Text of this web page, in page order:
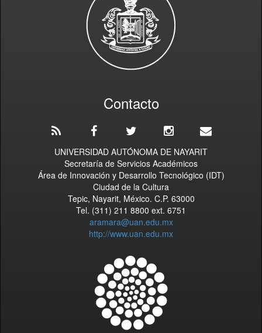
Contacto
UNIVERSIDAD AUTÓNOMA DE NAYARIT
Secretaría de Servicios Académicos
Área de Innovación y Desarrollo Tecnológico (IDT)
Ciudad de la Cultura
Tepic, Nayarit, México. C.P. 63000
Tel. (311) 211 8800 ext. 6751
aramara@uan.edu.mx
http://www.uan.edu.mx